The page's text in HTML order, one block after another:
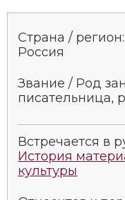
Страна / регион:
Россия
Звание / Род
писательница,
Встречается в
История
культуры